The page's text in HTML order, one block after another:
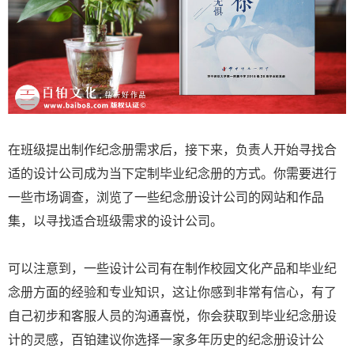
在班级提出制作纪念册需求后，接下来，负责人开始寻找合
适的设计公司成为当下定制毕业纪念册的方式。你需要进行
一些市场调查，浏览了一些纪念册设计公司的网站和作品
集，以寻找适合班级需求的设计公司。
可以注意到，一些设计公司有在制作校园文化产品和毕业纪
念册方面的经验和专业知识，这让你感到非常有信心，有了
自己初步和客服人员的沟通喜悦，你会获取到毕业纪念册设
计的灵感，百铂建议你选择一家多年历史的纪念册设计公